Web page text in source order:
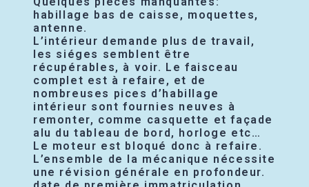
habillage bas de caisse, moquettes,
antenne.
L’intérieur demande plus de travail,
les siéges semblent être
récupérables, à voir. Le faisceau
complet est à refaire, et de
nombreuses pices d’habillage
intérieur sont fournies neuves à
remonter, comme casquette et façade
alu du tableau de bord, horloge etc…
Le moteur est bloqué donc à refaire.
L’ensemble de la mécanique nécessite
une révision générale en profondeur.